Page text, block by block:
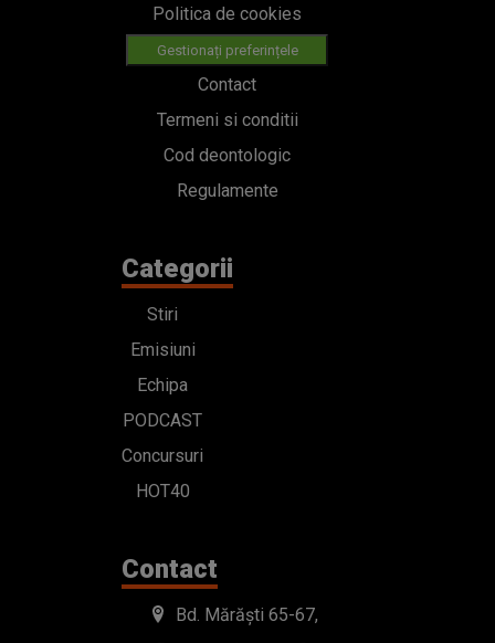
Politica de cookies
Gestionați preferințele
Contact
Termeni si conditii
Cod deontologic
Regulamente
Categorii
Stiri
Emisiuni
Echipa
PODCAST
Concursuri
HOT40
Contact
Bd. Mărăști 65-67,